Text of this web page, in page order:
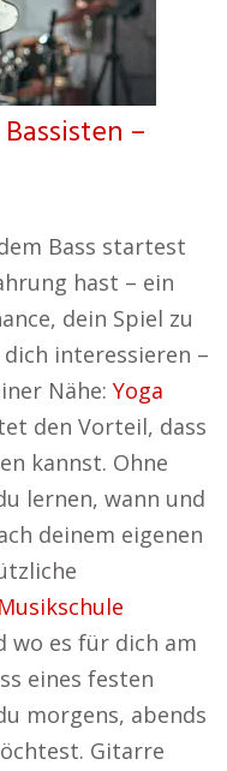
–
Bass startest
hast – ein
dein Spiel zu
interessieren –
Nähe: Yoga
den Vorteil, dass
kannst. Ohne
lernen, wann und
deinem eigenen
Musikschule
wo es für dich am
eines festen
morgens, abends
Gitarre